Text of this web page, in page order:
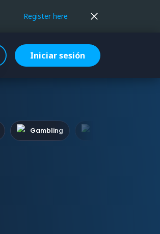
Register here
Iniciar sesión
Gambling